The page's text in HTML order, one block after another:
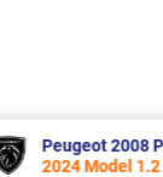
2008 Periyodik
Model 1.2 Puretech